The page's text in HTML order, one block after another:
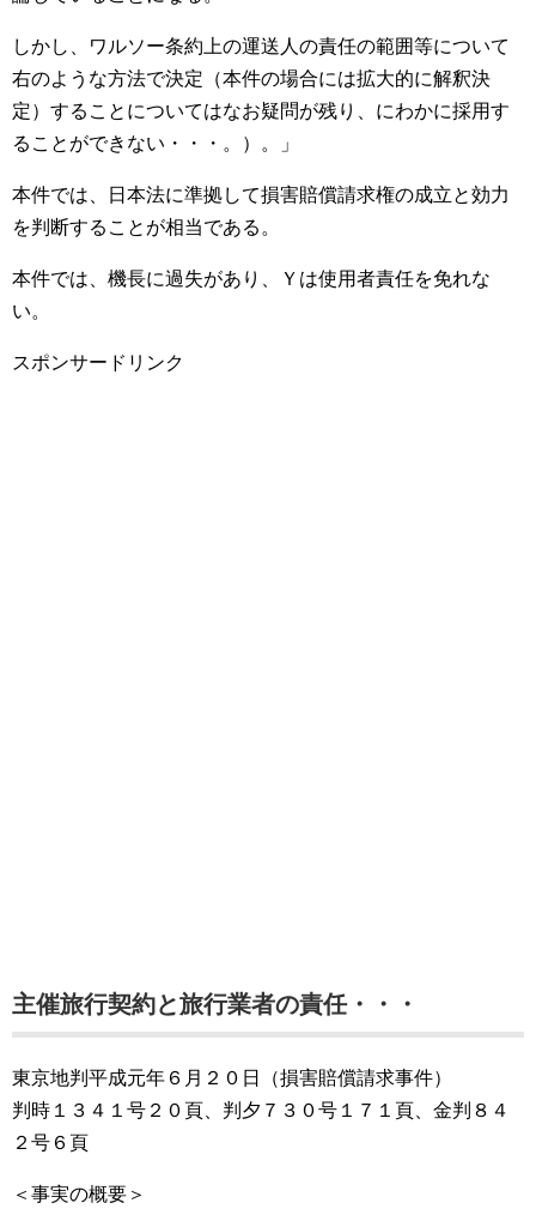
しかし、ワルソー条約上の運送人の責任の範囲等について
右のような方法で決定（本件の場合には拡大的に解釈決
定）することについてはなお疑問が残り、にわかに採用す
ることができない・・・。）。」
本件では、日本法に準拠して損害賠償請求権の成立と効力
を判断することが相当である。
本件では、機長に過失があり、Ｙは使用者責任を免れな
い。
スポンサードリンク
主催旅行契約と旅行業者の責任・・・
東京地判平成元年６月２０日（損害賠償請求事件）
判時１３４１号２０頁、判夕７３０号１７１頁、金判８４
２号６頁
＜事実の概要＞